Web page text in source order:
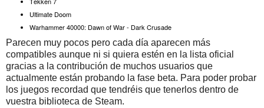
Ultimate Doom
Warhammer 40000: Dawn of War - Dark Crusade
Parecen muy pocos pero cada día aparecen más
compatibles aunque ni si quiera estén en la lista oficial
gracias a la contribución de muchos usuarios que
actualmente están probando la fase beta. Para poder probar
los juegos recordad que tendréis que tenerlos dentro de
vuestra biblioteca de Steam.